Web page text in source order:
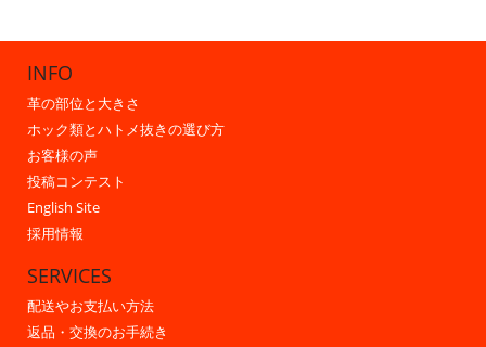
INFO
革の部位と大きさ
ホック類とハトメ抜きの選び方
お客様の声
投稿コンテスト
English Site
採用情報
SERVICES
配送やお支払い方法
返品・交換のお手続き